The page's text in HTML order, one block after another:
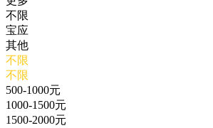
不限
宝应
其他
不限
不限
500-1000元
1000-1500元
1500-2000元